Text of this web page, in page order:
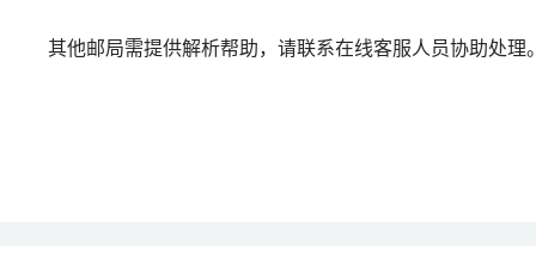
其他邮局需提供解析帮助，请联系在线客服人员协助处理